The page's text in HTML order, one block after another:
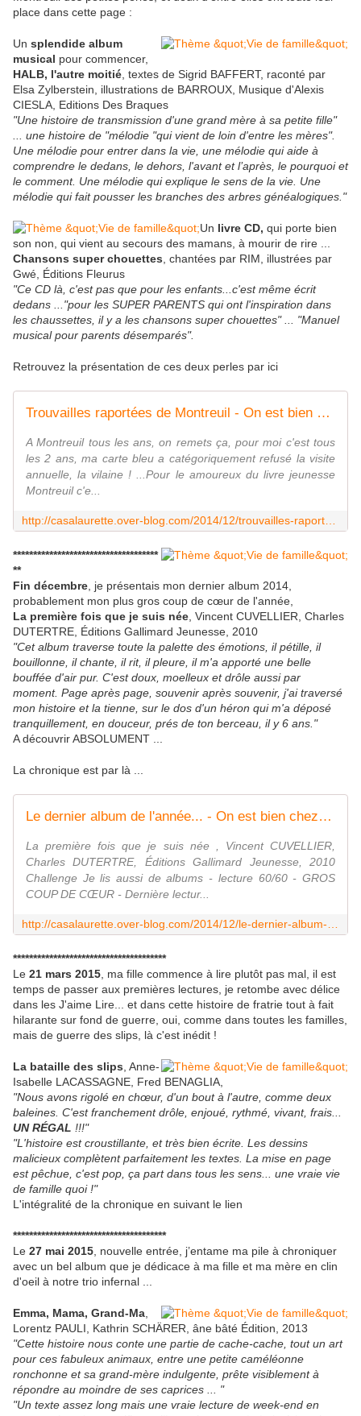
place dans cette page :
Un splendide album
musical pour commencer,
HALB, l'autre moitié , textes de Sigrid BAFFERT, raconté par
Elsa Zylberstein, illustrations de BARROUX, Musique d'Alexis
CIESLA, Editions Des Braques
"Une histoire de transmission d'une grand mère à sa petite fille"
... une histoire de "mélodie "qui vient de loin d'entre les mères".
Une mélodie pour entrer dans la vie, une mélodie qui aide à
comprendre le dedans, le dehors, l'avant et l’après, le pourquoi et
le comment. Une mélodie qui explique le sens de la vie. Une
mélodie qui fait pousser les branches des arbres généalogiques."
Un livre CD, qui porte bien
son non, qui vient au secours des mamans, à mourir de rire ...
Chansons super chouettes , chantées par RIM, illustrées par
Gwé, Éditions Fleurus
"Ce CD là, c'est pas que pour les enfants...c'est même écrit
dedans ..."pour les SUPER PARENTS qui ont l'inspiration dans
les chaussettes, il y a les chansons super chouettes" ... "Manuel
musical pour parents désemparés".
Retrouvez la présentation de ces deux perles par ici
Trouvailles raportées de Montreuil - On est bien chez laurette
A Montreuil tous les ans, on remets ça, pour moi c'est tous
les 2 ans, ma carte bleu a catégoriquement refusé la visite
annuelle, la vilaine ! ...Pour le amoureux du livre jeunesse
Montreuil c'e...
************************************
**
Fin décembre , je présentais mon dernier album 2014,
probablement mon plus gros coup de cœur de l'année,
La première fois que je suis née , Vincent CUVELLIER, Charles
DUTERTRE, Éditions Gallimard Jeunesse, 2010
"Cet album traverse toute la palette des émotions, il pétille, il
bouillonne, il chante, il rit, il pleure, il m'a apporté une belle
bouffée d'air pur. C'est doux, moelleux et drôle aussi par
moment. Page après page, souvenir après souvenir, j'ai traversé
mon histoire et la tienne, sur le dos d'un héron qui m'a déposé
tranquillement, en douceur, prés de ton berceau, il y 6 ans."
A découvrir ABSOLUMENT ...
La chronique est par là ...
Le dernier album de l'année... - On est bien chez laurette
La première fois que je suis née , Vincent CUVELLIER,
Charles DUTERTRE, Éditions Gallimard Jeunesse, 2010
Challenge Je lis aussi de albums - lecture 60/60 - GROS
COUP DE CŒUR - Dernière lectur...
**************************************
Le 21 mars 2015 , ma fille commence à lire plutôt pas mal, il est
temps de passer aux premières lectures, je retombe avec délice
dans les J'aime Lire... et dans cette histoire de fratrie tout à fait
hilarante sur fond de guerre, oui, comme dans toutes les familles,
mais de guerre des slips, là c'est inédit !
La bataille des slips , Anne-
Isabelle LACASSAGNE, Fred BENAGLIA,
"Nous avons rigolé en chœur, d'un bout à l'autre, comme deux
baleines. C'est franchement drôle, enjoué, rythmé, vivant, frais...
UN RÉGAL !!!"
"L'histoire est croustillante, et très bien écrite. Les dessins
malicieux complètent parfaitement les textes. La mise en page
est pêchue, c'est pop, ça part dans tous les sens... une vraie vie
de famille quoi !"
L'intégralité de la chronique en suivant le lien
**************************************
Le 27 mai 2015 , nouvelle entrée, j’entame ma pile à chroniquer
avec un bel album que je dédicace à ma fille et ma mère en clin
d'oeil à notre trio infernal ...
Emma, Mama, Grand-Ma
Lorentz PAULI, Kathrin SCHÄRER, âne bâté Édition, 2013
"Cette histoire nous conte une partie de cache-cache, tout un art
pour ces fabuleux animaux, entre une petite caméléonne
ronchonne et sa grand-mère indulgente, prête visiblement à
répondre au moindre de ses caprices ... "
"Un texte assez long mais une vraie lecture de week-end en